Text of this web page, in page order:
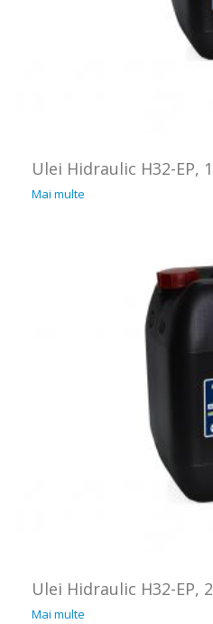
Ulei Hidraulic H32-EP,
Mai multe
Ulei Hidraulic H32-EP,
Mai multe